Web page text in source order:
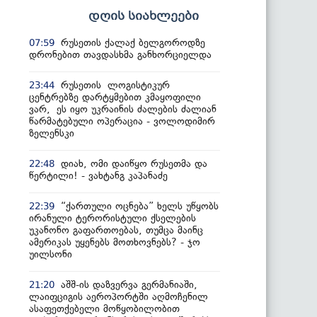
დღის სიახლეები
07:59 რუსეთის ქალაქ ბელგოროდზე
დრონებით თავდასხმა განხორციელდა
23:44 რუსეთის ლოგისტიკურ
ცენტრებზე დარტყმებით კმაყოფილი
ვარ, ეს იყო უკრაინის ძალების ძალიან
წარმატებული ოპერაცია - ვოლოდიმირ
ზელენსკი
22:48 დიახ, ომი დაიწყო რუსეთმა და
წერტილი! - ვახტანგ კაპანაძე
22:39
“ქართული ოცნება” ხელს უწყობს
ირანული ტერორისტული ქსელების
უკანონო გაფართოებას, თუმცა მაინც
ამერიკას უყენებს მოთხოვნებს? - ჯო
უილსონი
21:20 აშშ-ის დაზვერვა გერმანიაში,
ლაიფციგის აეროპორტში აღმოჩენილ
ასაფეთქებელი მოწყობილობით